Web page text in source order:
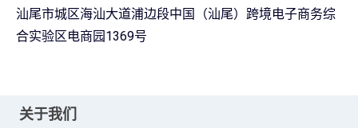
汕尾市城区海汕大道浦边段中国（汕尾）跨境电子商务综
合实验区电商园1369号
关于我们